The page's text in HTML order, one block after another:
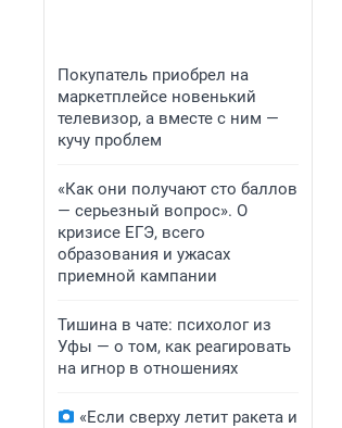
Покупатель приобрел на
маркетплейсе новенький
телевизор, а вместе с ним —
кучу проблем
«Как они получают сто баллов
— серьезный вопрос». О
кризисе ЕГЭ, всего
образования и ужасах
приемной кампании
Тишина в чате: психолог из
Уфы — о том, как реагировать
на игнор в отношениях
«Если сверху летит ракета и